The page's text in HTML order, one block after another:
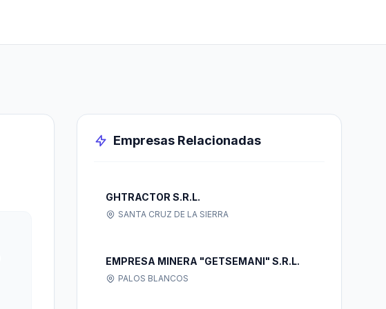
Empresas Relacionadas
GHTRACTOR S.R.L.
SANTA CRUZ DE LA SIERRA
EMPRESA MINERA "GETSEMANI" S.R.L.
PALOS BLANCOS